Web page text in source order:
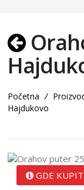
Početna /
Hajdukovo
GDE